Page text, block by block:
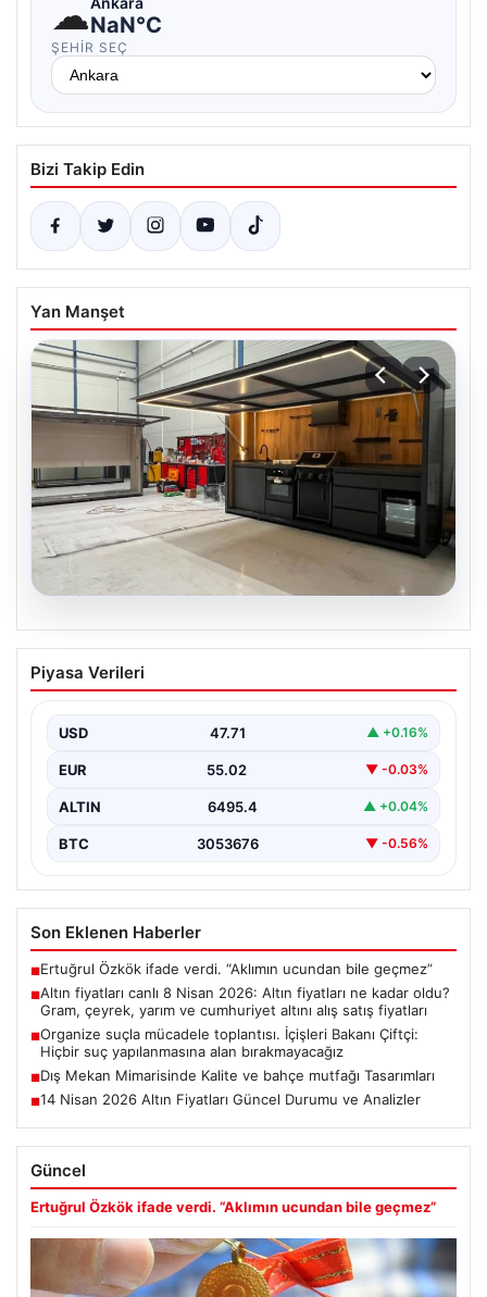
☁NaN°C
ŞEHIR SEÇ
Bizi Takip Edin
Yan Manşet
Dış Mekan Mimarisinde Kalite ve bahçe
mutfağı Tasarımları
popüler bölümlerinden biri gelmiştir. Yeşille bütünleşik
dinlenmek,…
Piyasa Verileri
USD 47.71 ▲ +0.16%
EUR 55.02 ▼ -0.03%
ALTIN 6495.4 ▲ +0.04%
BTC 3053676 ▼ -0.56%
Son Eklenen Haberler
■Ertuğrul Özkök ifade verdi. “Aklımın ucundan bile geçmez”
■Altın fiyatları canlı 8 Nisan 2026: Altın fiyatları ne kadar oldu?
Gram, çeyrek, yarım ve cumhuriyet altını alış satış fiyatları
■Organize suçla mücadele toplantısı. İçişleri Bakanı Çiftçi:
Hiçbir suç yapılanmasına alan bırakmayacağız
■Dış Mekan Mimarisinde Kalite ve bahçe mutfağı Tasarımları
■14 Nisan 2026 Altın Fiyatları Güncel Durumu ve Analizler
Güncel
Ertuğrul Özkök ifade verdi. “Aklımın ucundan bile geçmez”